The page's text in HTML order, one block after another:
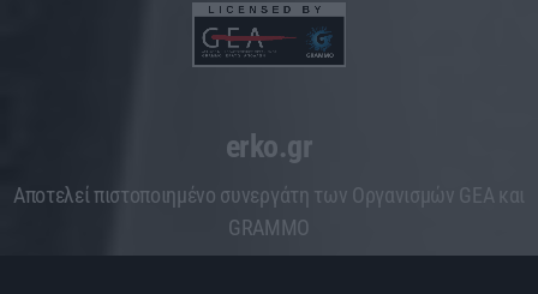
erko.gr
Aποτελεί πιστοποιημένο συνεργάτη των Οργανισμών GEA και
GRAMMO